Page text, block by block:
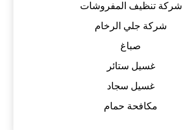
شركة تنظيف المفروشات
شركة جلي الرخام
صباغ
غسيل ستائر
غسيل سجاد
مكافحة حمام